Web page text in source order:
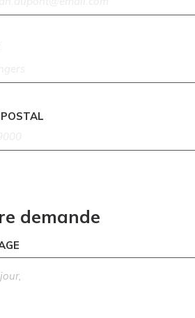
demande